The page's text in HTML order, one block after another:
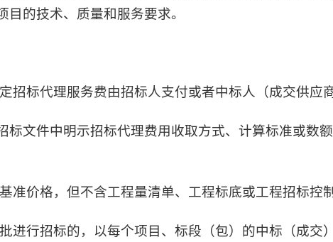
目的技术、质量和服务要求。
标代理服务费由招标人支付或者中标人（成交供应
文件中明示招标代理费用收取方式、计算标准或数额
准价格，但不含工程量清单、工程标底或工程招标控
进行招标的，以每个项目、标段（包）的中标（成交